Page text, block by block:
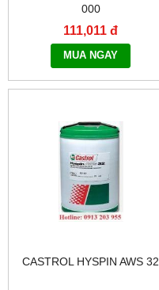
000
111,011 đ
MUA NGAY
CASTROL HYSPIN AWS 32